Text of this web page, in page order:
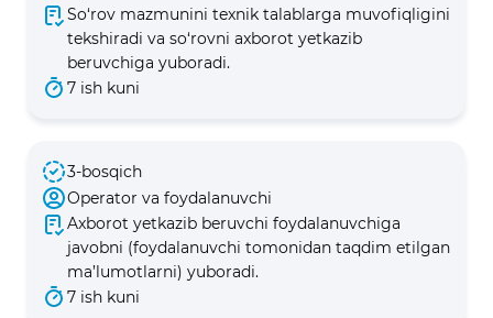
So‘rov mazmunini texnik talablarga muvofiqligini
tekshiradi va so‘rovni axborot yetkazib
beruvchiga yuboradi.
7 ish kuni
3-bosqich
Operator va foydalanuvchi
Axborot yetkazib beruvchi foydalanuvchiga
javobni (foydalanuvchi tomonidan taqdim etilgan
ma’lumotlarni) yuboradi.
7 ish kuni